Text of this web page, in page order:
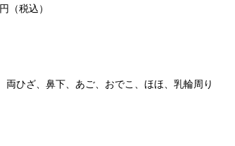
（税込）
ひざ、鼻下、あご、おでこ、ほほ、乳輪周り